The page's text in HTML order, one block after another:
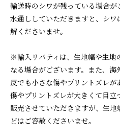
輸送時のシワが残っている場合が
水通ししていただきますと、シ
解くださいませ。
※輸入リバティは、生地幅や生地
なる場合がございます。また、
反でも小さな傷やプリントズレが
傷やプリントズレが大きくて目立
販売させていただきますが、生
どはご容赦くださいませ。